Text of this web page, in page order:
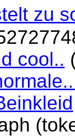
zu
cool..